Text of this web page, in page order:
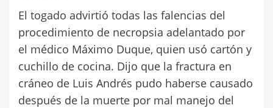
El togado advirtió todas las falencias del
procedimiento de necropsia adelantado por
el médico Máximo Duque, quien usó cartón y
cuchillo de cocina. Dijo que la fractura en
cráneo de Luis Andrés pudo haberse causado
después de la muerte por mal manejo del